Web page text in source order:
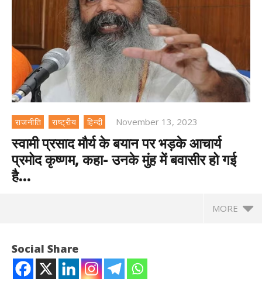
राजनीति राष्ट्रीय हिन्दी November 13, 2023
स्वामी प्रसाद मौर्य के बयान पर भड़के आचार्य
प्रमोद कृष्णम, कहा- उनके मुंह में बवासीर हो गई
है…
MORE
Social Share